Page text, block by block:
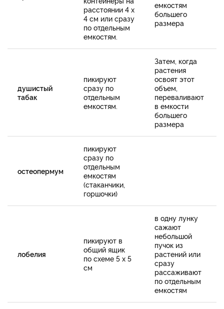
расстоянии 4 х
4 см или сразу
по отдельным
емкостям.
емкостям
большего
размера
душистый
табак
пикируют
сразу по
отдельным
емкостям.
Затем, когда
растения
освоят этот
объем,
переваливают
в емкости
большего
размера
остеопермум
пикируют
сразу по
отдельным
емкостям
(стаканчики,
горшочки)
лобелия
пикируют в
общий ящик
по схеме 5 х 5
см
в одну лунку
сажают
небольшой
пучок из
растений или
сразу
рассаживают
по отдельным
емкостям